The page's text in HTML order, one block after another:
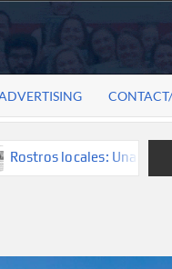
Una mirada que